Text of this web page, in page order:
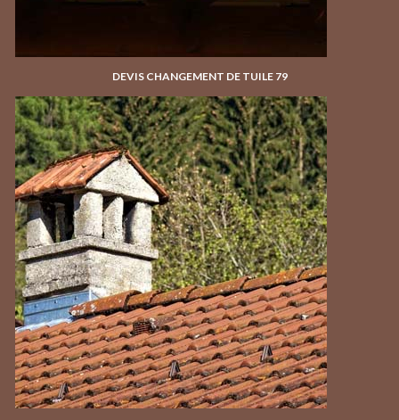
DEVIS CHANGEMENT DE TUILE 79